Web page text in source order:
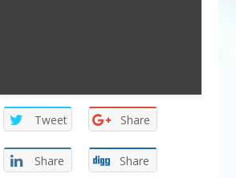
Tweet Share
Share Share